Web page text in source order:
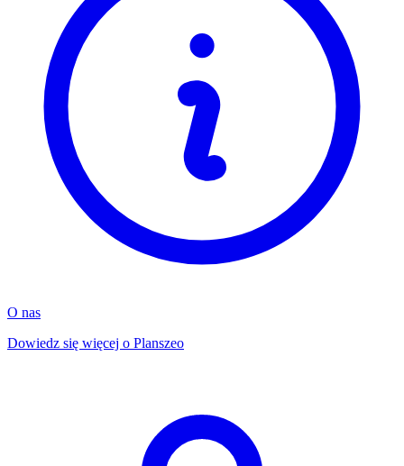
O nas
Dowiedz się więcej o Planszeo